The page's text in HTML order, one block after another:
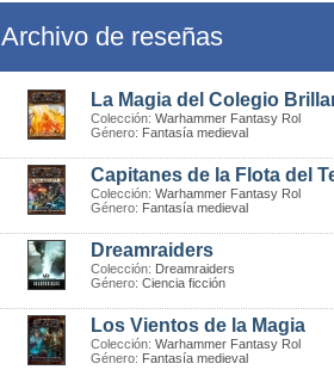
Archivo de reseñas
La Magia del Colegio
Colección: Warhammer Fantasy Rol
Género: Fantasía medieval
Capitanes de la Flota del
Colección: Warhammer Fantasy Rol
Género: Fantasía medieval
Dreamraiders
Colección: Dreamraiders
Género: Ciencia ficción
Los Vientos de la Magia
Colección: Warhammer Fantasy Rol
Género: Fantasía medieval